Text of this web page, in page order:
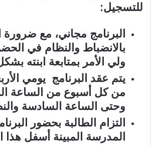
للتسجيل:
البرنامج مجاني، مع ضرورة
بالانضباط والنظام في
ولي الأمر بمتابعة ابنته
يتم عقد البرنامج يومي
من كل أسبوع من الساعة
وحتى الساعة السادسة
التزام الطالبة بحضور
المدرسة المبينة أسفل هذا